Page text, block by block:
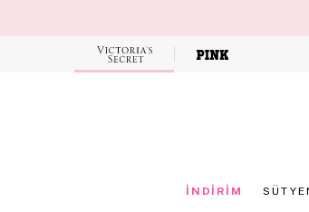
Victoria's
Secret
İNDİRİM